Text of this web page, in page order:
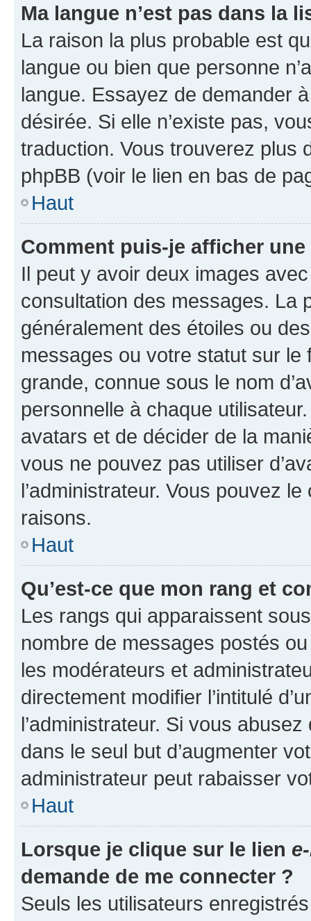
Ma langue n’est pas dans la
La raison la plus probable est
langue ou bien que personne
langue. Essayez de demander
désirée. Si elle n’existe pas,
traduction. Vous trouverez plus
phpBB (voir le lien en bas de
Haut
Comment puis-je afficher
Il peut y avoir deux images
consultation des messages. La
généralement des étoiles ou
messages ou votre statut sur
grande, connue sous le nom
personnelle à chaque utilisateur.
avatars et de décider de la
vous ne pouvez pas utiliser
l’administrateur. Vous pouvez
raisons.
Haut
Qu’est-ce que mon rang et
Les rangs qui apparaissent
nombre de messages postés
les modérateurs et
directement modifier l’intitulé
l’administrateur. Si vous
dans le seul but d’augmenter
administrateur peut rabaisser
Haut
Lorsque je clique sur le lien
demande de me connecter ?
Seuls les utilisateurs